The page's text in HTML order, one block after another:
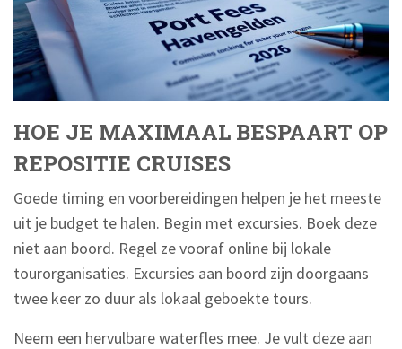
HOE JE MAXIMAAL BESPAART OP
REPOSITIE CRUISES
Goede timing en voorbereidingen helpen je het meeste
uit je budget te halen. Begin met excursies. Boek deze
niet aan boord. Regel ze vooraf online bij lokale
tourorganisaties. Excursies aan boord zijn doorgaans
twee keer zo duur als lokaal geboekte tours.
Neem een hervulbare waterfles mee. Je vult deze aan